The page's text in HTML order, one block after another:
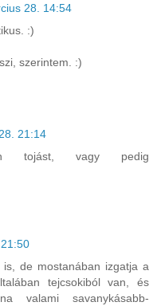
28. 14:54
:)
szerintem. :)
21:14
tojást, vagy pedig
de mostanában izgatja a
tejcsokiból van, és
valami savanykásabb-